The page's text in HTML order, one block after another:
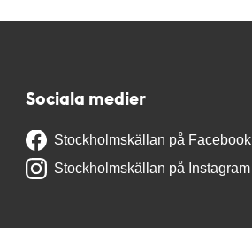
Sociala medier
Stockholmskällan på Facebook
Stockholmskällan på Instagram